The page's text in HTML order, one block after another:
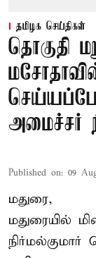
தமிழக செய்திகள்
தொகுதி
அமைச்சர்
Published on: 09
மதுரை,
மதுரையில்
நிர்மல்குமார்